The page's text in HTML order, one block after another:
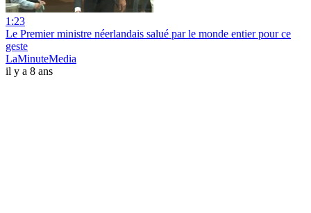
1:23
Le Premier ministre néerlandais salué par le monde entier pour ce
geste
LaMinuteMedia
il y a 8 ans